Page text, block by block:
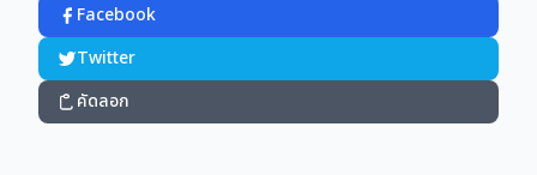
Facebook
Twitter
คัดลอก